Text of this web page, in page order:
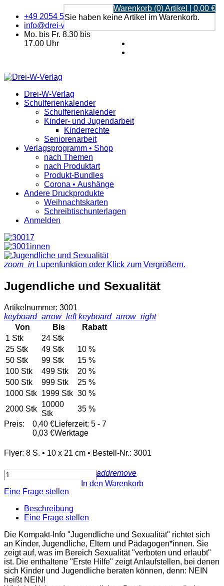
+49 2054 5119
info@drei-w-verlag.de
Mo. bis Fr. 8.30 bis
17.00 Uhr
Warenkorb (0) Artikel | 0,00 €
Sie haben keine Artikel im Warenkorb.
Drei-W-Verlag
Schulferienkalender
Schulferienkalender
Kinder- und Jugendarbeit
Kinderrechte
Seniorenarbeit
Verlagsprogramm • Shop
nach Themen
nach Produktart
Produkt-Bundles
Corona • Aushänge
Andere Druckprodukte
Weihnachtskarten
Schreibtischunterlagen
Anmelden
zoom_in Lupenfunktion oder Klick zum Vergrößern.
Jugendliche und Sexualität
Artikelnummer: 3001
keyboard_arrow_left keyboard_arrow_right
Von
Bis
Rabatt
1 Stk
24 Stk
25 Stk
49 Stk
10 %
50 Stk
99 Stk
15 %
100 Stk
499 Stk
20 %
500 Stk
999 Stk
25 %
1000 Stk 1999 Stk 30 %
2000 Stk
10000
Stk
35 %
Preis:
0,40 €
0,03 €
Lieferzeit: 5 - 7
Werktage
Flyer: 8 S. • 10 x 21 cm • Bestell-Nr.: 3001
addremove
In den Warenkorb
Eine Frage stellen
Beschreibung
Eine Frage stellen
Die Kompakt-Info "Jugendliche und Sexualität" richtet sich
an Kinder, Jugendliche, Eltern und Pädagogen*innen. Sie
zeigt auf, was im Bereich Sexualität "verboten und erlaubt"
ist. Die enthaltene "Erste Hilfe" zeigt Anlaufstellen, bei denen
sich Kinder und Jugendliche beraten können, denn: NEIN
heißt NEIN!